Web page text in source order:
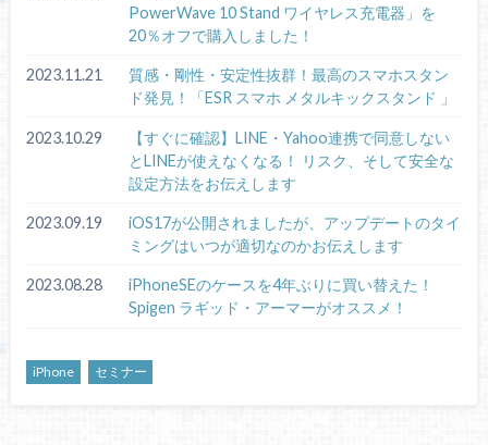
PowerWave 10 Stand ワイヤレス充電器」を
20％オフで購入しました！
2023.11.21
質感・剛性・安定性抜群！最高のスマホスタン
ド発見！「ESR スマホ メタルキックスタンド 」
2023.10.29
【すぐに確認】LINE・Yahoo連携で同意しない
とLINEが使えなくなる！ リスク、そして安全な
設定方法をお伝えします
2023.09.19
iOS17が公開されましたが、アップデートのタイ
ミングはいつが適切なのかお伝えします
2023.08.28
iPhoneSEのケースを4年ぶりに買い替えた！
Spigen ラギッド・アーマーがオススメ！
iPhone セミナー